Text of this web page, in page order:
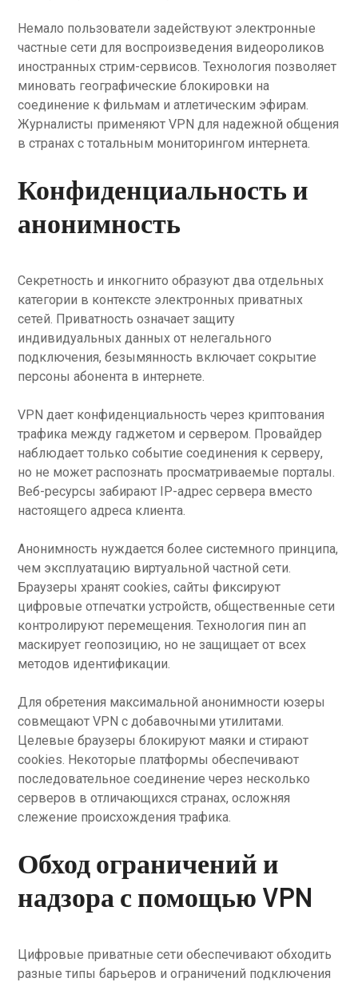
Немало пользователи задействуют электронные
частные сети для воспроизведения видеороликов
иностранных стрим-сервисов. Технология позволяет
миновать географические блокировки на
соединение к фильмам и атлетическим эфирам.
Журналисты применяют VPN для надежной общения
в странах с тотальным мониторингом интернета.
Конфиденциальность и
анонимность
Секретность и инкогнито образуют два отдельных
категории в контексте электронных приватных
сетей. Приватность означает защиту
индивидуальных данных от нелегального
подключения, безымянность включает сокрытие
персоны абонента в интернете.
VPN дает конфиденциальность через криптования
трафика между гаджетом и сервером. Провайдер
наблюдает только событие соединения к серверу,
но не может распознать просматриваемые порталы.
Веб-ресурсы забирают IP-адрес сервера вместо
настоящего адреса клиента.
Анонимность нуждается более системного принципа,
чем эксплуатацию виртуальной частной сети.
Браузеры хранят cookies, сайты фиксируют
цифровые отпечатки устройств, общественные сети
контролируют перемещения. Технология пин ап
маскирует геопозицию, но не защищает от всех
методов идентификации.
Для обретения максимальной анонимности юзеры
совмещают VPN с добавочными утилитами.
Целевые браузеры блокируют маяки и стирают
cookies. Некоторые платформы обеспечивают
последовательное соединение через несколько
серверов в отличающихся странах, осложняя
слежение происхождения трафика.
Обход ограничений и
надзора с помощью VPN
Цифровые приватные сети обеспечивают обходить
разные типы барьеров и ограничений подключения